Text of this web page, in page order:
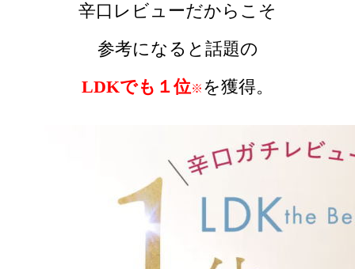
辛口レビューだからこそ
参考になると話題の
LDKでも１位※ を獲得。